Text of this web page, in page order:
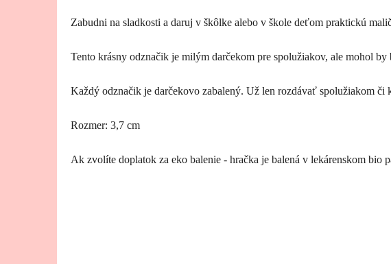
Zabudni na sladkosti a daruj v škôlke alebo v škole deťom praktickú
Tento krásny odznačik je milým darčekom pre spolužiakov, ale mohol
Každý odznačik je darčekovo zabalený. Už len rozdávať spolužiakom či
Rozmer: 3,7 cm
Ak zvolíte doplatok za eko balenie - hračka je balená v lekárenskom bio